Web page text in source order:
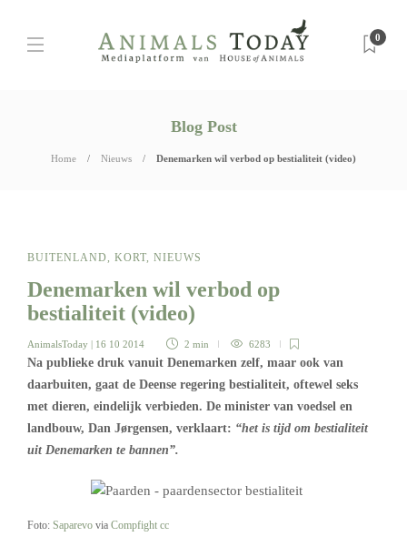
0
Blog Post
Home Nieuws Denemarken wil verbod op bestialiteit (video)
BUITENLAND, KORT, NIEUWS
Denemarken wil verbod op
bestialiteit (video)
AnimalsToday | 16 10 2014 2 min 6283
Na publieke druk vanuit Denemarken zelf, maar ook van
daarbuiten, gaat de Deense regering bestialiteit, oftewel seks
met dieren, eindelijk verbieden. De minister van voedsel en
landbouw, Dan Jørgensen, verklaart: “het is tijd om bestialiteit
uit Denemarken te bannen”.
Foto: Saparevo via Compfight cc